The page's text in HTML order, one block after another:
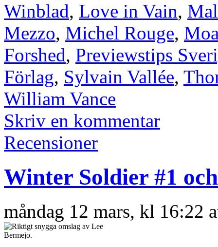
Winblad, Love in Vain,
Mezzo, Michel Rouge,
Forshed, Previewstips
Förlag, Sylvain Vallée,
William Vance
Skriv en kommentar
Recensioner
Winter Soldier #1
måndag 12 mars, kl 16:22